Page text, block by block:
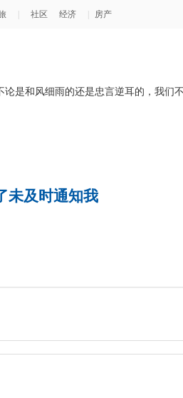
未及时通知我